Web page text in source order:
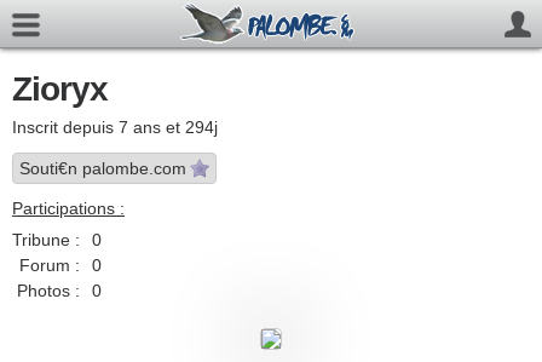
Zioryx
Inscrit depuis 7 ans et 294j
Souti€n palombe.com
Participations :
Tribune :
0
Forum :
0
Photos :
0